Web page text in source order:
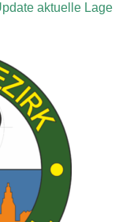
aktuelle Lage